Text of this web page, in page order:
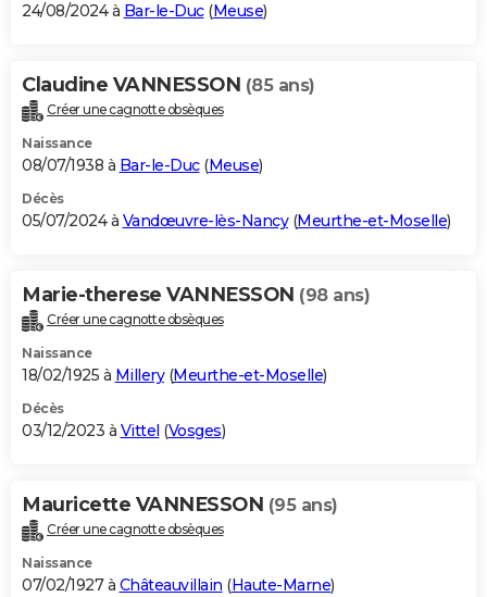
24/08/2024 à Bar-le-Duc(Meuse)
Claudine VANNESSON (85 ans)
Créer une cagnotte obsèques
Naissance
08/07/1938 à Bar-le-Duc(Meuse)
Décès
05/07/2024 à Vandœuvre-lès-Nancy(Meurthe-et-Moselle)
Marie-therese VANNESSON (98 ans)
Créer une cagnotte obsèques
Naissance
18/02/1925 à Millery(Meurthe-et-Moselle)
Décès
03/12/2023 à Vittel (Vosges)
Mauricette VANNESSON (95 ans)
Créer une cagnotte obsèques
Naissance
07/02/1927 à Châteauvillain (Haute-Marne)